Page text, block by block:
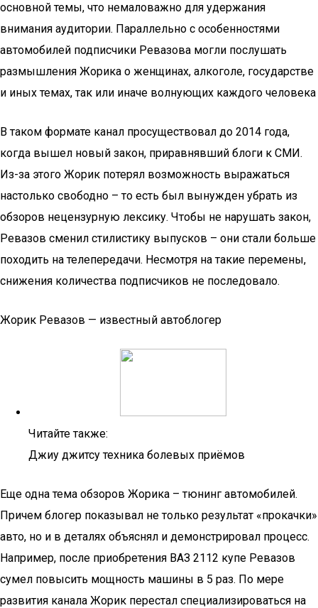
основной темы, что немаловажно для удержания
внимания аудитории. Параллельно с особенностями
автомобилей подписчики Ревазова могли послушать
размышления Жорика о женщинах, алкоголе, государстве
и иных темах, так или иначе волнующих каждого человека
В таком формате канал просуществовал до 2014 года,
когда вышел новый закон, приравнявший блоги к СМИ.
Из-за этого Жорик потерял возможность выражаться
настолько свободно – то есть был вынужден убрать из
обзоров нецензурную лексику. Чтобы не нарушать закон,
Ревазов сменил стилистику выпусков – они стали больше
походить на телепередачи. Несмотря на такие перемены,
снижения количества подписчиков не последовало.
Жорик Ревазов — известный автоблогер
Читайте также:
Джиу джитсу техника болевых приёмов
Еще одна тема обзоров Жорика – тюнинг автомобилей.
Причем блогер показывал не только результат «прокачки»
авто, но и в деталях объяснял и демонстрировал процесс.
Например, после приобретения ВАЗ 2112 купе Ревазов
сумел повысить мощность машины в 5 раз. По мере
развития канала Жорик перестал специализироваться на